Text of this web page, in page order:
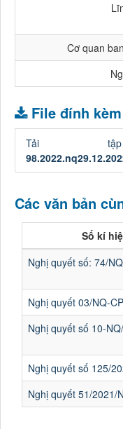
Cơ quan
File đính kèm
Tải
Các văn bản
Số kí
Nghị quyết số: 74/
Nghị quyết 03/NQ-CP
Nghị quyết số 10-
Nghị quyết số 125/
Nghị quyết 51/2021/